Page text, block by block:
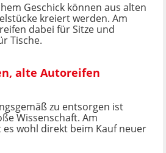
Geschick können aus alten
kreiert werden. Am
dabei für Sitze und
Tische.
alte Autoreifen
zu entsorgen ist
Wissenschaft. Am
wohl direkt beim Kauf neuer